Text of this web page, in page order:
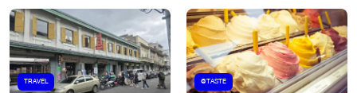
TRAVEL @TASTE